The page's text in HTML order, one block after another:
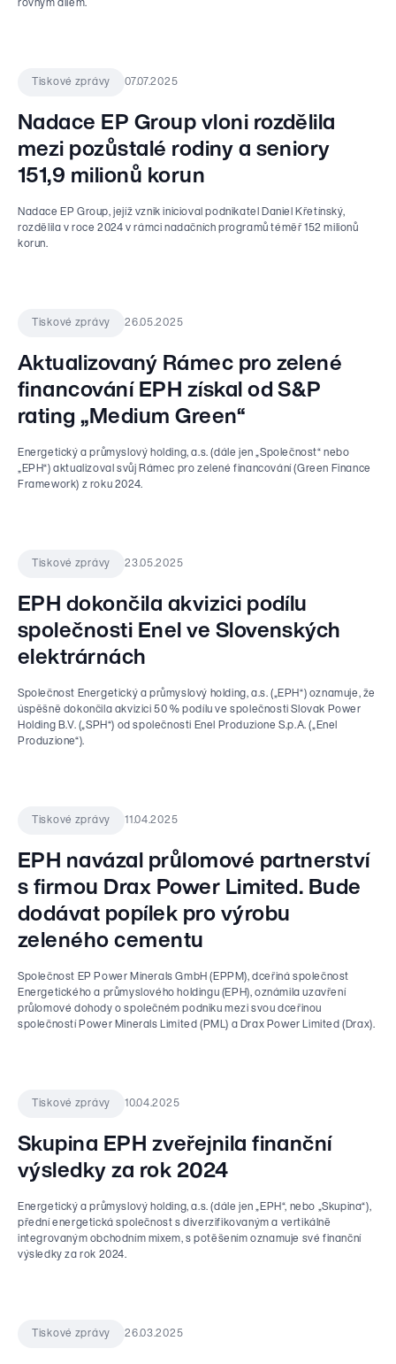
rovným dílem.
Tiskové zprávy 07.07.2025
Nadace EP Group vloni rozdělila
mezi pozůstalé rodiny a seniory
151,9 milionů korun
Nadace EP Group, jejíž vznik inicioval podnikatel Daniel Křetínský,
rozdělila v roce 2024 v rámci nadačních programů téměř 152 milionů
korun.
Tiskové zprávy 26.05.2025
Aktualizovaný Rámec pro zelené
financování EPH získal od S&P
rating „Medium Green“
Energetický a průmyslový holding, a.s. (dále jen „Společnost“ nebo
„EPH“) aktualizoval svůj Rámec pro zelené financování (Green Finance
Framework) z roku 2024.
Tiskové zprávy 23.05.2025
EPH dokončila akvizici podílu
společnosti Enel ve Slovenských
elektrárnách
Společnost Energetický a průmyslový holding, a.s. („EPH“) oznamuje, že
úspěšně dokončila akvizici 50 % podílu ve společnosti Slovak Power
Holding B.V. („SPH“) od společnosti Enel Produzione S.p.A. („Enel
Produzione“).
Tiskové zprávy 11.04.2025
EPH navázal průlomové partnerství
s firmou Drax Power Limited. Bude
dodávat popílek pro výrobu
zeleného cementu
Společnost EP Power Minerals GmbH (EPPM), dceřiná společnost
Energetického a průmyslového holdingu (EPH), oznámila uzavření
průlomové dohody o společném podniku mezi svou dceřinou
společností Power Minerals Limited (PML) a Drax Power Limited (Drax).
Tiskové zprávy 10.04.2025
Skupina EPH zveřejnila finanční
výsledky za rok 2024
Energetický a průmyslový holding, a.s. (dále jen „EPH“, nebo „Skupina“),
přední energetická společnost s diverzifikovaným a vertikálně
integrovaným obchodním mixem, s potěšením oznamuje své finanční
výsledky za rok 2024.
Tiskové zprávy 26.03.2025